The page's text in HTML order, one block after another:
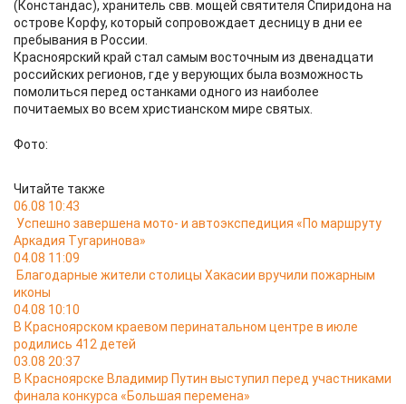
(Констандас), хранитель свв. мощей святителя Спиридона на
острове Корфу, который сопровождает десницу в дни ее
пребывания в России.
Красноярский край стал самым восточным из двенадцати
российских регионов, где у верующих была возможность
помолиться перед останками одного из наиболее
почитаемых во всем христианском мире святых.
Фото:
Читайте также
06.08 10:43
Успешно завершена мото- и автоэкспедиция «По маршруту
Аркадия Тугаринова»
04.08 11:09
Благодарные жители столицы Хакасии вручили пожарным
иконы
04.08 10:10
В Красноярском краевом перинатальном центре в июле
родились 412 детей
03.08 20:37
В Красноярске Владимир Путин выступил перед участниками
финала конкурса «Большая перемена»